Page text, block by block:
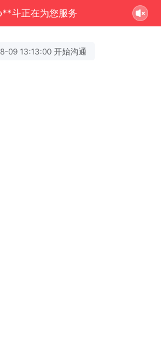
斗正在为您服务
09 13:13:00 开始沟通